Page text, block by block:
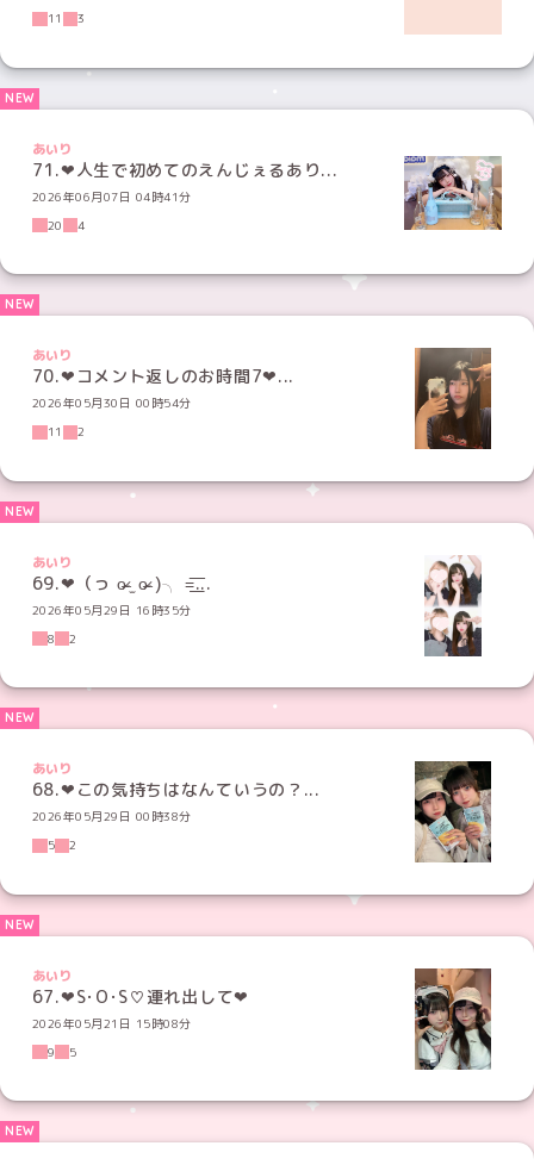
11
3
あいり
71.‪‪❤︎‬人生で初めてのえんじぇるあり...
2026年06月07日 04時41分
20
4
あいり
70.‪‪❤︎コメント返しのお時間7‪‪❤︎...
2026年05月30日 00時54分
11
2
あいり
69.‪‪❤︎‬（っ o̴̶̷ ̫ o̴̶̷ )╮ =͟͟͞͞...
2026年05月29日 16時35分
8
2
あいり
68.‪‪❤︎‬この気持ちはなんていうの？‪...
2026年05月29日 00時38分
5
2
あいり
67.‪‪❤︎‬S･O･S♡連れ出して‪‪❤︎
2026年05月21日 15時08分
9
5